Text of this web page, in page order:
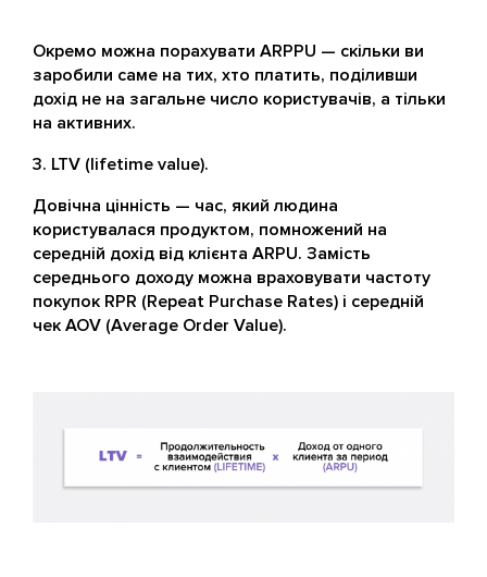
Окремо можна порахувати ARPPU — скільки ви
заробили саме на тих, хто платить, поділивши
дохід не на загальне число користувачів, а тільки
на активних.
LTV (lifetime value).
Довічна цінність — час, який людина
користувалася продуктом, помножений на
середній дохід від клієнта ARPU. Замість
середнього доходу можна враховувати частоту
покупок RPR (Repeat Purchase Rates) і середній
чек AOV (Average Order Value).